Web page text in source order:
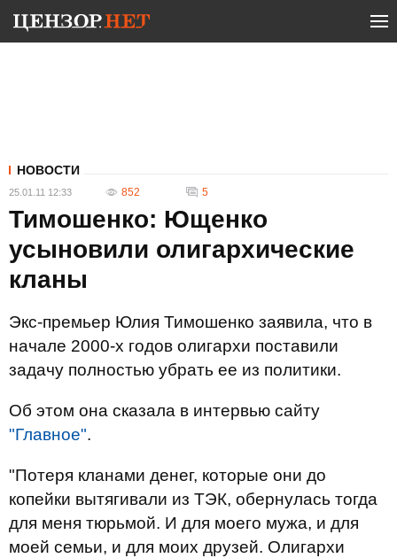
НОВОСТИ
25.01.11 12:33 852 5
Тимошенко: Ющенко
усыновили олигархические
кланы
Экс-премьер Юлия Тимошенко заявила, что в
начале 2000-х годов олигархи поставили
задачу полностью убрать ее из политики.
Об этом она сказала в интервью сайту
"Главное".
"Потеря кланами денег, которые они до
копейки вытягивали из ТЭК, обернулась тогда
для меня тюрьмой. И для моего мужа, и для
моей семьи, и для моих друзей. Олигархи